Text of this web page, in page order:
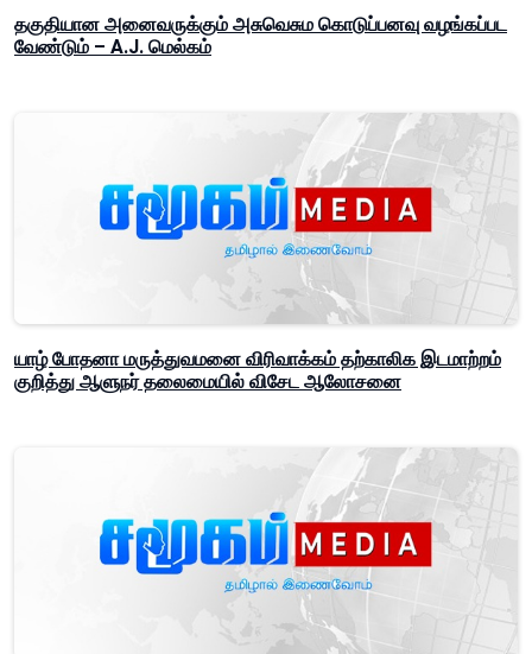
தகுதியான அனைவருக்கும் அசுவெசும கொடுப்பனவு வழங்கப்பட
வேண்டும் – A.J. மெல்கம்
யாழ் போதனா மருத்துவமனை விரிவாக்கம் தற்காலிக இடமாற்றம்
குறித்து ஆளுநர் தலைமையில் விசேட ஆலோசனை